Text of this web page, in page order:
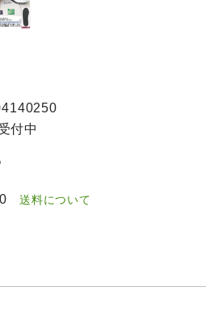
付中
送料について